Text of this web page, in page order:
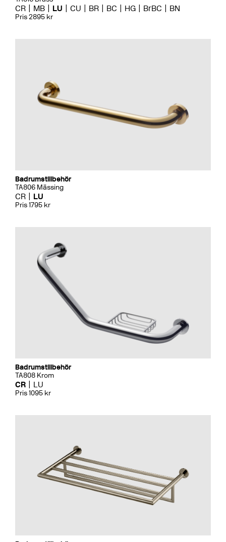
CR MB LU CU BR BC HG BrBC BN
Pris 2895 kr
Badrumstillbehör
TA806 Mässing
CR LU
Pris 1795 kr
Badrumstillbehör
TA808 Krom
CR LU
Pris 1095 kr